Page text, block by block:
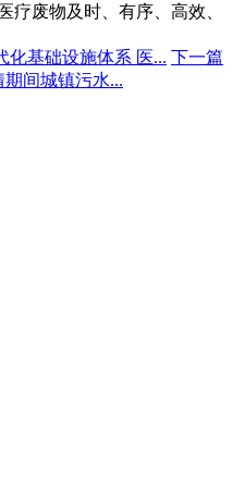
疗废物及时、有序、高效、
化基础设施体系 医... 下一篇
间城镇污水...